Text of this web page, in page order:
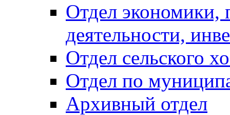
Отдел экономики,
деятельности,
Отдел сельского
Отдел по
Архивный отдел